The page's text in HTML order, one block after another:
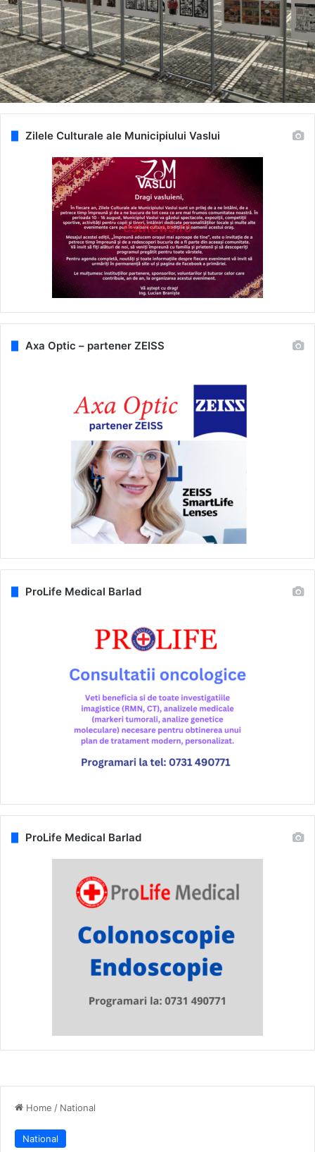
Home / National
National
Zilele Culturale ale Municipiului Vaslui
Axa Optic – partener ZEISS
ProLife Medical Barlad
ProLife Medical Barlad